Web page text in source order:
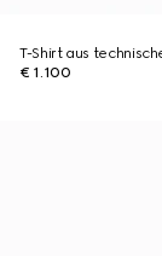
T-Shirt aus
€ 1.100